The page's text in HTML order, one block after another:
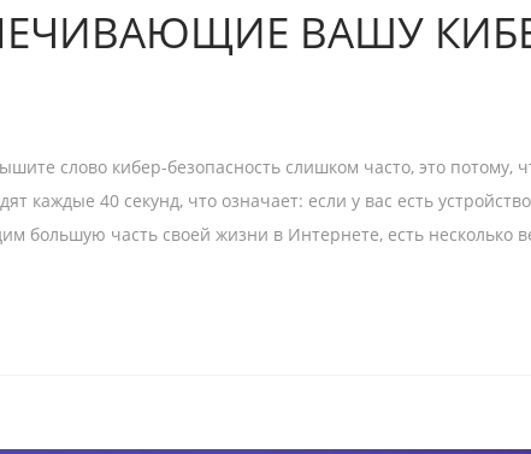
ВАШУ
слово кибер-безопасность слишком часто, это потому,
каждые 40 секунд, что означает: если у вас есть
большую часть своей жизни в Интернете, есть несколько